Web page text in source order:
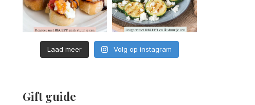
Laad meer Volg op instagram
Gift guide